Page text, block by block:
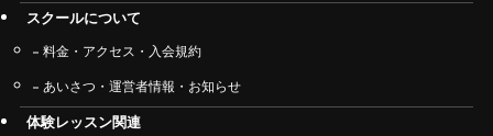
スクールについて
料金・アクセス・入会規約
あいさつ・運営者情報・お知らせ
体験レッスン関連